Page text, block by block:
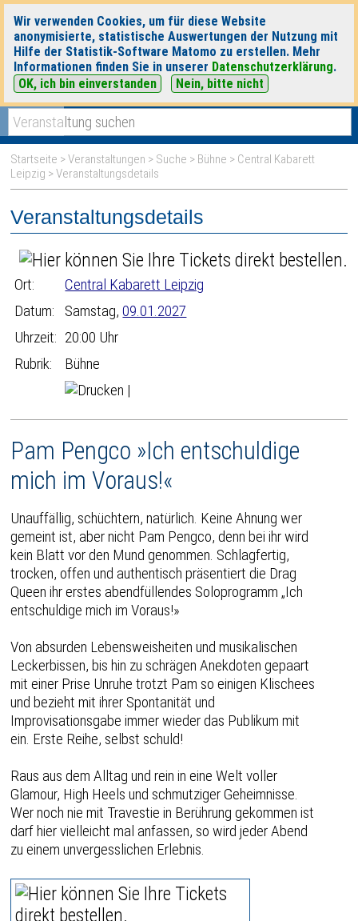
Wir verwenden Cookies, um für diese Website
anonymisierte, statistische Auswertungen der Nutzung mit
Hilfe der Statistik-Software Matomo zu erstellen. Mehr
Informationen finden Sie in unserer Datenschutzerklärung.
OK, ich bin einverstanden
Nein, bitte nicht
heute|morgen|
Startseite >Veranstaltungen > Suche > Bühne > Central Kabarett
Leipzig > Veranstaltungsdetails
Veranstaltungsdetails
Ort:
Central Kabarett Leipzig
Datum:
Samstag,09.01.2027
Uhrzeit: 20:00 Uhr
Rubrik:
Bühne
|
Pam Pengco »Ich entschuldige
mich im Voraus!«
Unauffällig, schüchtern, natürlich. Keine Ahnung wer
gemeint ist, aber nicht Pam Pengco, denn bei ihr wird
kein Blatt vor den Mund genommen. Schlagfertig,
trocken, offen und authentisch präsentiert die Drag
Queen ihr erstes abendfüllendes Soloprogramm „Ich
entschuldige mich im Voraus!»
Von absurden Lebensweisheiten und musikalischen
Leckerbissen, bis hin zu schrägen Anekdoten gepaart
mit einer Prise Unruhe trotzt Pam so einigen Klischees
und bezieht mit ihrer Spontanität und
Improvisationsgabe immer wieder das Publikum mit
ein. Erste Reihe, selbst schuld!
Raus aus dem Alltag und rein in eine Welt voller
Glamour, High Heels und schmutziger Geheimnisse.
Wer noch nie mit Travestie in Berührung gekommen ist
darf hier vielleicht mal anfassen, so wird jeder Abend
zu einem unvergesslichen Erlebnis.